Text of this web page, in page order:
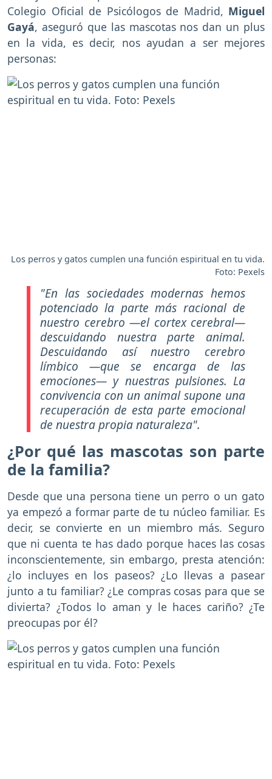
Colegio Oficial de Psicólogos de Madrid, Miguel
Gayá, aseguró que las mascotas nos dan un plus
en la vida, es decir, nos ayudan a ser mejores
personas:
Los perros y gatos cumplen una función espiritual en tu vida.
Foto: Pexels
"En las sociedades modernas hemos
potenciado la parte más racional de
nuestro cerebro —el cortex cerebral—
descuidando nuestra parte animal.
Descuidando así nuestro cerebro
límbico —que se encarga de las
emociones— y nuestras pulsiones. La
convivencia con un animal supone una
recuperación de esta parte emocional
de nuestra propia naturaleza".
¿Por qué las mascotas son parte
de la familia?
Desde que una persona tiene un perro o un gato
ya empezó a formar parte de tu núcleo familiar. Es
decir, se convierte en un miembro más. Seguro
que ni cuenta te has dado porque haces las cosas
inconscientemente, sin embargo, presta atención:
¿lo incluyes en los paseos? ¿Lo llevas a pasear
junto a tu familiar? ¿Le compras cosas para que se
divierta? ¿Todos lo aman y le haces cariño? ¿Te
preocupas por él?